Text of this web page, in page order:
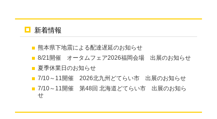
新着情報
熊本県下地震による配達遅延のお知らせ
8/21開催 オータムフェア2026福岡会場 出展のお知らせ
夏季休業日のお知らせ
7/10～11開催 2026北九州どてらい市 出展のお知らせ
7/10～11開催 第48回 北海道どてらい市 出展のお知ら
せ